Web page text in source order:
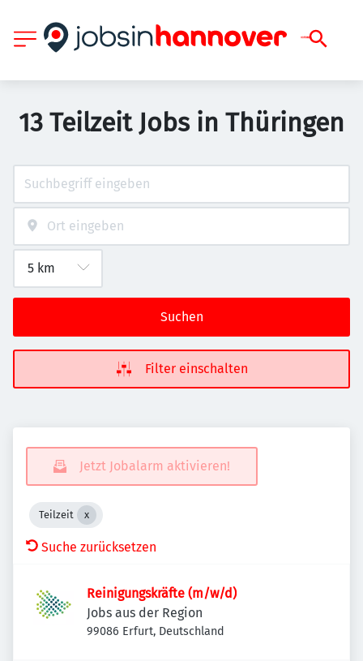
13 Teilzeit Jobs in Thüringen
Suchen
Filter einschalten
Jetzt Jobalarm aktivieren!
Teilzeit
Suche zurücksetzen
Reinigungskräfte (m/w/d)
Jobs aus der Region
99086 Erfurt, Deutschland